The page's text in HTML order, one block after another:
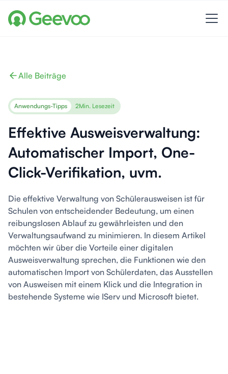
Alle Beiträge
Anwendungs-Tipps 2Min. Lesezeit
Effektive Ausweisverwaltung:
Automatischer Import, One-
Click-Verifikation, uvm.
Die effektive Verwaltung von Schülerausweisen ist für
Schulen von entscheidender Bedeutung, um einen
reibungslosen Ablauf zu gewährleisten und den
Verwaltungsaufwand zu minimieren. In diesem Artikel
möchten wir über die Vorteile einer digitalen
Ausweisverwaltung sprechen, die Funktionen wie den
automatischen Import von Schülerdaten, das Ausstellen
von Ausweisen mit einem Klick und die Integration in
bestehende Systeme wie IServ und Microsoft bietet.